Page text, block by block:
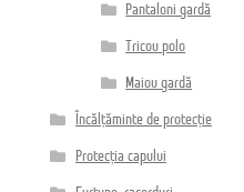
Pantaloni gardă
Tricou polo
Maiou gardă
Încălțăminte de protecție
Protecția capului